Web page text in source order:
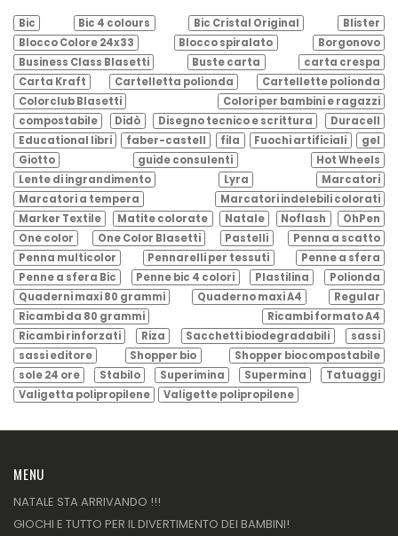
Bic Bic 4 colours Bic Cristal Original
Blister
Blocco Colore 24x33
Blocco spiralato
Borgonovo
Business Class Blasetti
Buste carta
carta crespa
Carta Kraft
Cartelletta polionda
Cartellette polionda
Colorclub Blasetti
Colori per bambini e ragazzi
compostabile
Didò Disegno tecnico e scrittura
Duracell
Educational libri
faber-castell fila Fuochi artificiali
gel
Giotto
guide consulenti
Hot Wheels
Lente di ingrandimento
Lyra
Marcatori
Marcatori a tempera
Marcatori indelebili colorati
Marker Textile
Matite colorate Natale Noflash
OhPen
One color
One Color Blasetti Pastelli
Penna a scatto
Penna multicolor
Pennarelli per tessuti
Penne a sfera
Penne a sfera Bic
Penne bic 4 colori Plastilina
Polionda
Quaderni maxi 80 grammi
Quaderno maxi A4
Regular
Ricambi da 80 grammi
Ricambi formato A4
Ricambi rinforzati
Riza Sacchetti biodegradabili
sassi
sassi editore
Shopper bio
Shopper biocompostabile
sole 24 ore
Stabilo Superimina Supermina
Tatuaggi
Valigetta polipropilene
Valigette polipropilene
MENU
NATALE STA ARRIVANDO !!!
GIOCHI E TUTTO PER IL DIVERTIMENTO DEI BAMBINI!